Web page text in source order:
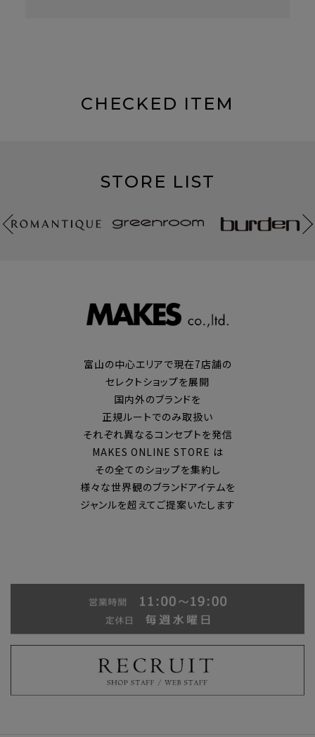
CHECKED ITEM
STORE LIST
富山の中心エリアで現在7店舗の
セレクトショップを展開
国内外のブランドを
正規ルートでのみ取扱い
それぞれ異なるコンセプトを発信
MAKES ONLINE STORE は
その全てのショップを集約し
様々な世界観のブランドアイテムを
ジャンルを超えてご提案いたします